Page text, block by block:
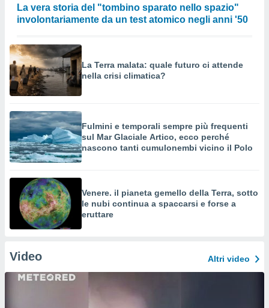
La vera storia del "tombino sparato nello spazio"
involontariamente da un test atomico negli anni '50
La Terra malata: quale futuro ci attende
nella crisi climatica?
Fulmini e temporali sempre più frequenti
sul Mar Glaciale Artico, ecco perché
nascono tanti cumulonembi vicino il Polo
Venere. il pianeta gemello della Terra, sotto
le nubi continua a spaccarsi e forse a
eruttare
Video Altri video